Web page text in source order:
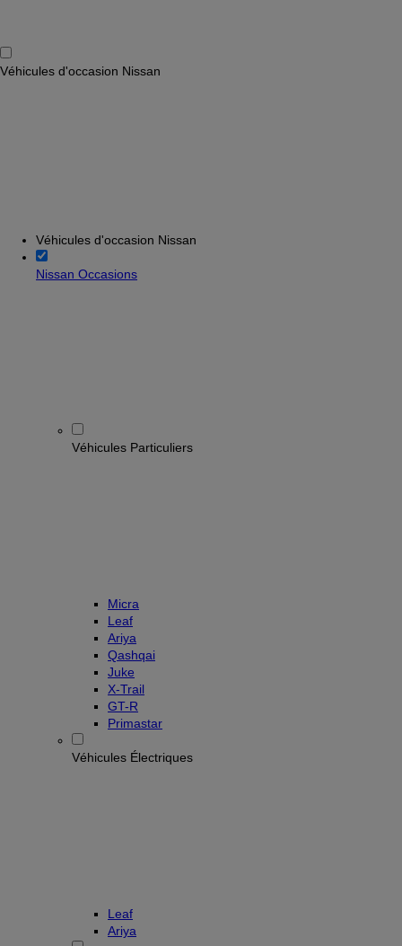
Véhicules d'occasion Nissan
Véhicules d'occasion Nissan
Nissan Occasions
Véhicules Particuliers
Micra
Leaf
Ariya
Qashqai
Juke
X-Trail
GT-R
Primastar
Véhicules Électriques
Leaf
Ariya